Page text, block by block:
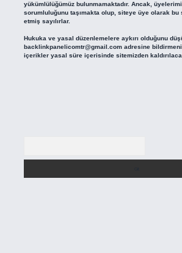
yükümlülüğümüz bulunmamaktadır. Ancak,
sorumluluğunu taşımakta olup, siteye üye olarak bu
etmiş sayılırlar.
Hukuka ve yasal düzenlemelere aykırı olduğunu
backlinkpanelicomtr@gmail.comadresine
içerikler yasal süre içerisinde sitemizden